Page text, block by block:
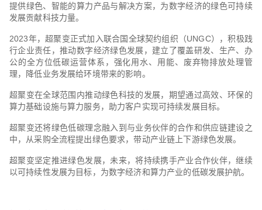
提供绿色、智能的算力产品与解决方案，为数字经济的绿色可持续
发展贡献科技力量。
2023年，超聚变正式加入联合国全球契约组织（UNGC），积极践
行企业责任，推动数字经济绿色发展，建立了覆盖研发、生产、办
公的全方位低碳运营体系，强化用水、用能、废弃物排放处理管
理，降低业务发展给环境带来的影响。
超聚变在全球范围内推动绿色科技的发展，期望通过高效、环保的
算力基础设施与算力服务，助力客户实现可持续发展目标。
超聚变还将绿色低碳理念融入到与业务伙伴的合作和供应链建设之
中，从采购全流程提出绿色要求，带动产业链上下游绿色发展。
超聚变坚定推进绿色发展，未来，将持续携手产业合作伙伴，继续
以可持续性发展为目标，为数字经济和算力产业的低碳发展护航。